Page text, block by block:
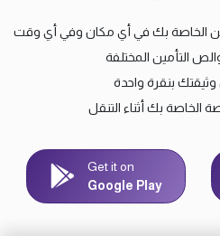
الخاصة بك في أي مكان وفي أي وقت
التأمين المختلفة
وثيقتك بنقرة واحدة
الخاصة بك أثناء التنقل
Get it on
Google Play